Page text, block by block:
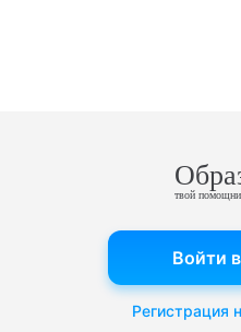
твой
Войти
Регистрация